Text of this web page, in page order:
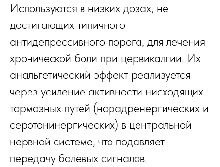
Используются в низких дозах, не
достигающих типичного
антидепрессивного порога, для лечения
хронической боли при цервикалгии. Их
анальгетический эффект реализуется
через усиление активности нисходящих
тормозных путей (норадренергических и
серотонинергических) в центральной
нервной системе, что подавляет
передачу болевых сигналов.